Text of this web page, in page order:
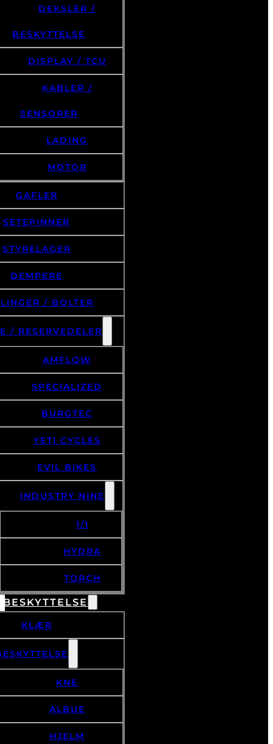
DEKSLER /
BESKYTTELSE
DISPLAY / TCU
KABLER /
SENSORER
LADING
MOTOR
GAFLER
SETEPINNER
STYRELAGER
DEMPERE
/ BOLTER
/ RESERVEDELER
AMFLOW
SPECIALIZED
BURGTEC
YETI CYCLES
EVIL BIKES
INDUSTRY NINE
1/1
HYDRA
TORCH
KLÆR
KNE
ALBUE
HJELM